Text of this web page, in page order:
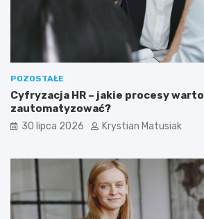
POZOSTAŁE
Cyfryzacja HR – jakie procesy warto
zautomatyzować?
30 lipca 2026 Krystian Matusiak